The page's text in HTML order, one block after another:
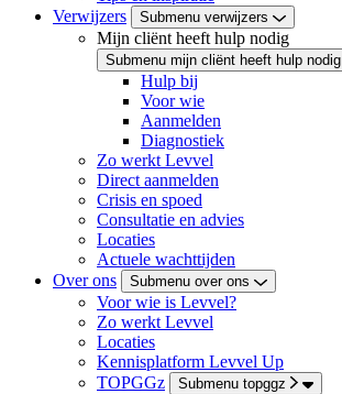
Verwijzers
Submenu verwijzers
Mijn cliënt heeft hulp nodig
Submenu mijn cliënt heeft hulp nodig
Hulp bij
Voor wie
Aanmelden
Diagnostiek
Zo werkt Levvel
Direct aanmelden
Crisis en spoed
Consultatie en advies
Locaties
Actuele wachttijden
Over ons
Submenu over ons
Voor wie is Levvel?
Zo werkt Levvel
Locaties
Kennisplatform Levvel Up
TOPGGz
Submenu topggz